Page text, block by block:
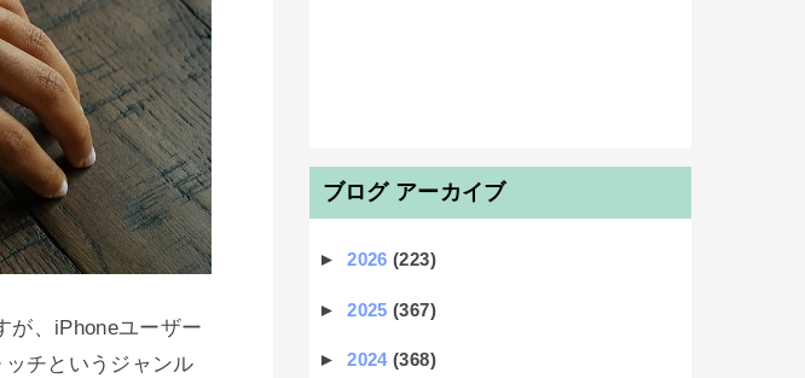
が、iPhoneユーザー
チというジャンル
ブログ アーカイブ
►2026(223)
►2025(367)
►2024(368)